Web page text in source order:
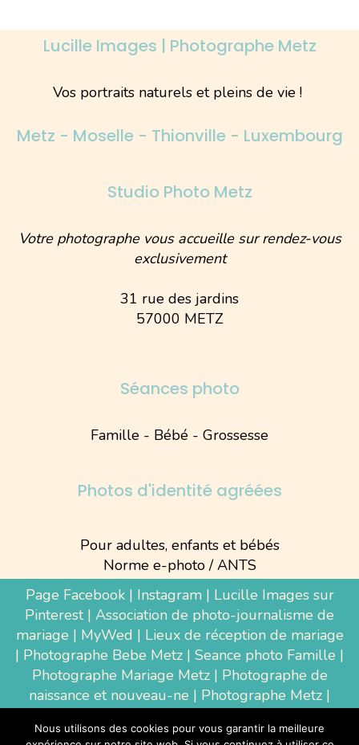
Lucille Images | Photographe Metz
Vos portraits naturels et pleins de vie !
Metz - Moselle - Thionville - Luxembourg
Studio Photo Metz
Votre photographe vous accueille sur rendez-vous
exclusivement
31 rue des jardins
57000 METZ
Séances photo
Famille - Bébé - Grossesse
Photos d'identité agréées
Pour adultes, enfants et bébés
Norme e-photo / ANTS
Page Facebook| Instagram| Lucille Images sur
Pinterest| Association de photo-journalisme de
mariage | MyWed | Lieux de réception de mariage
| Photographe Bebe Metz | Seance photo Famille |
Photographe Mariage Metz| Photographe de
naissance et nouveau-ne | Photographe Metz |
Luxembourg|Photographe Thionville|
Nous utilisons des cookies pour vous garantir la meilleure